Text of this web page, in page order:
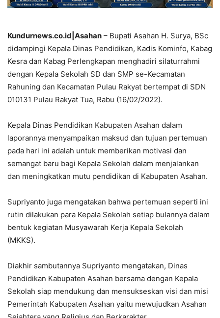
Kundurnews.co.id|Asahan – Bupati Asahan H. Surya, BSc
didampingi Kepala Dinas Pendidikan, Kadis Kominfo, Kabag
Kesra dan Kabag Perlengkapan menghadiri silaturrahmi
dengan Kepala Sekolah SD dan SMP se-Kecamatan
Rahuning dan Kecamatan Pulau Rakyat bertempat di SDN
010131 Pulau Rakyat Tua, Rabu (16/02/2022).
Kepala Dinas Pendidikan Kabupaten Asahan dalam
laporannya menyampaikan maksud dan tujuan pertemuan
pada hari ini adalah untuk memberikan motivasi dan
semangat baru bagi Kepala Sekolah dalam menjalankan
dan meningkatkan mutu pendidikan di Kabupaten Asahan.
Supriyanto juga mengatakan bahwa pertemuan seperti ini
rutin dilakukan para Kepala Sekolah setiap bulannya dalam
bentuk kegiatan Musyawarah Kerja Kepala Sekolah
(MKKS).
Diakhir sambutannya Supriyanto mengatakan, Dinas
Pendidikan Kabupaten Asahan bersama dengan Kepala
Sekolah siap mendukung dan mensukseskan visi dan misi
Pemerintah Kabupaten Asahan yaitu mewujudkan Asahan